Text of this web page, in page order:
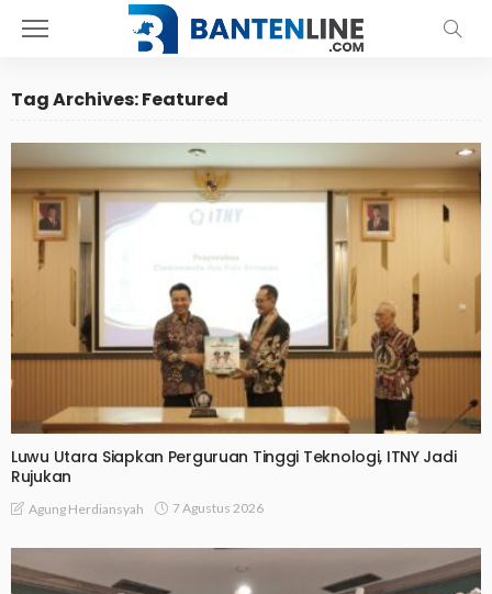
Tag Archives: Featured
Luwu Utara Siapkan Perguruan Tinggi Teknologi, ITNY Jadi
Rujukan
Agung Herdiansyah 7 Agustus 2026